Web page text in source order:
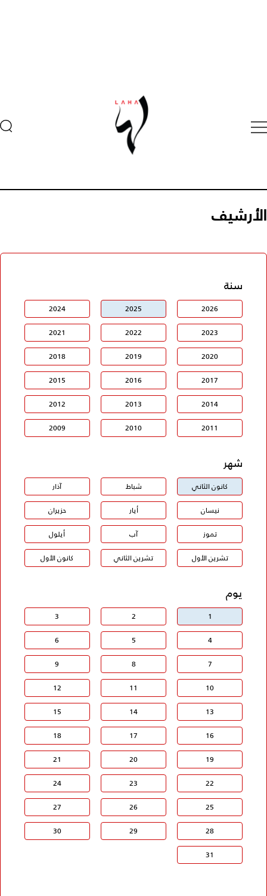
الأرشيف
سنة
2026
2025
2024
2023
2022
2021
2020
2019
2018
2017
2016
2015
2014
2013
2012
2011
2010
2009
شهر
كانون الثاني شباط آذار
نيسان أيار حزيران
تموز آب أيلول
تشرين الأول تشرين الثاني كانون الأول
يوم
1
2
3
4
5
6
7
8
9
10
11
12
13
14
15
16
17
18
19
20
21
22
23
24
25
26
27
28
29
30
31